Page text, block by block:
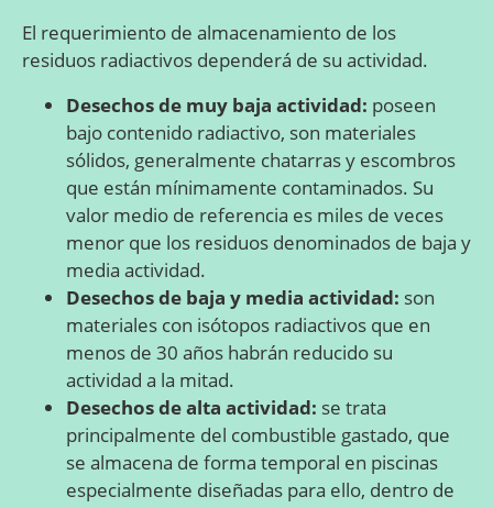
El requerimiento de almacenamiento de los
residuos radiactivos dependerá de su actividad.
Desechos de muy baja actividad: poseen
bajo contenido radiactivo, son materiales
sólidos, generalmente chatarras y escombros
que están mínimamente contaminados. Su
valor medio de referencia es miles de veces
menor que los residuos denominados de baja y
media actividad.
Desechos de baja y media actividad: son
materiales con isótopos radiactivos que en
menos de 30 años habrán reducido su
actividad a la mitad.
Desechos de alta actividad: se trata
principalmente del combustible gastado, que
se almacena de forma temporal en piscinas
especialmente diseñadas para ello, dentro de